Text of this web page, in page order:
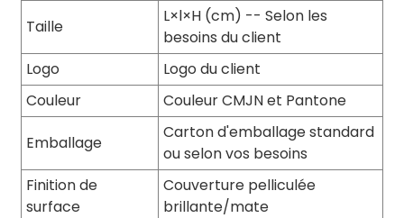
Taille
L×l×H (cm) -- Selon les
besoins du client
Logo
Logo du client
Couleur
Couleur CMJN et Pantone
Emballage
Carton d'emballage standard
ou selon vos besoins
Finition de
surface
Couverture pelliculée
brillante/mate